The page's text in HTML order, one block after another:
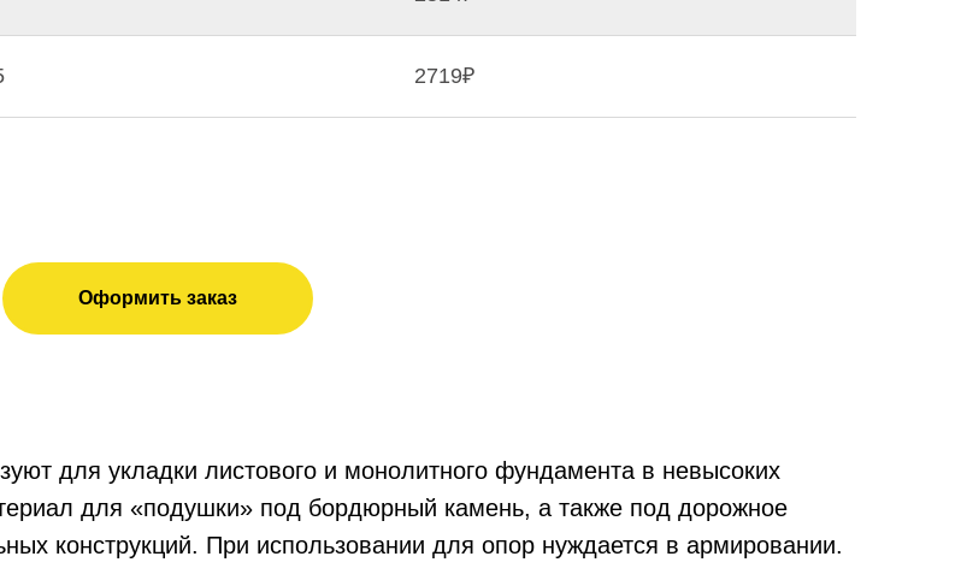
2719₽
Оформить заказ
для укладки листового и монолитного фундамента в невысоких
для «подушки» под бордюрный камень, а также под дорожное
конструкций. При использовании для опор нуждается в армировании.